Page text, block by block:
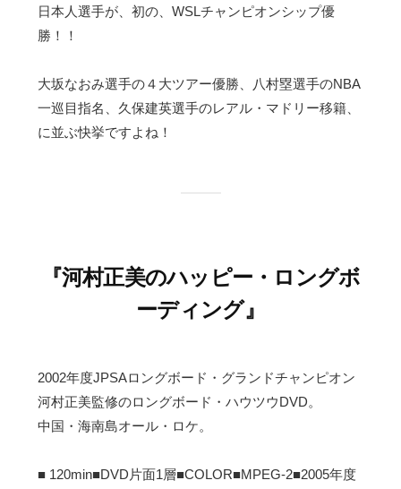
日本人選手が、初の、WSLチャンピオンシップ優
勝！！
大坂なおみ選手の４大ツアー優勝、八村塁選手のNBA
一巡目指名、久保建英選手のレアル・マドリー移籍、
に並ぶ快挙ですよね！
『河村正美のハッピー・ロングボ
ーディング』
2002年度JPSAロングボード・グランドチャンピオン
河村正美監修のロングボード・ハウツウDVD。
中国・海南島オール・ロケ。
■ 120min■DVD片面1層■COLOR■MPEG-2■2005年度